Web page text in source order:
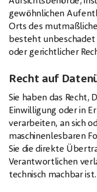
gewöhnlichen
Orts des
besteht
oder gerichtlicher
Recht auf
Sie haben das Recht,
Einwilligung oder in
verarbeiten, an sich
maschinenlesbaren
Sie die direkte
Verantwortlichen
technisch machbar ist.